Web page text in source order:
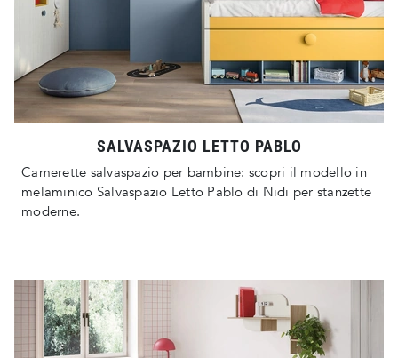
SALVASPAZIO LETTO PABLO
Camerette salvaspazio per bambine: scopri il modello in
melaminico Salvaspazio Letto Pablo di Nidi per stanzette
moderne.